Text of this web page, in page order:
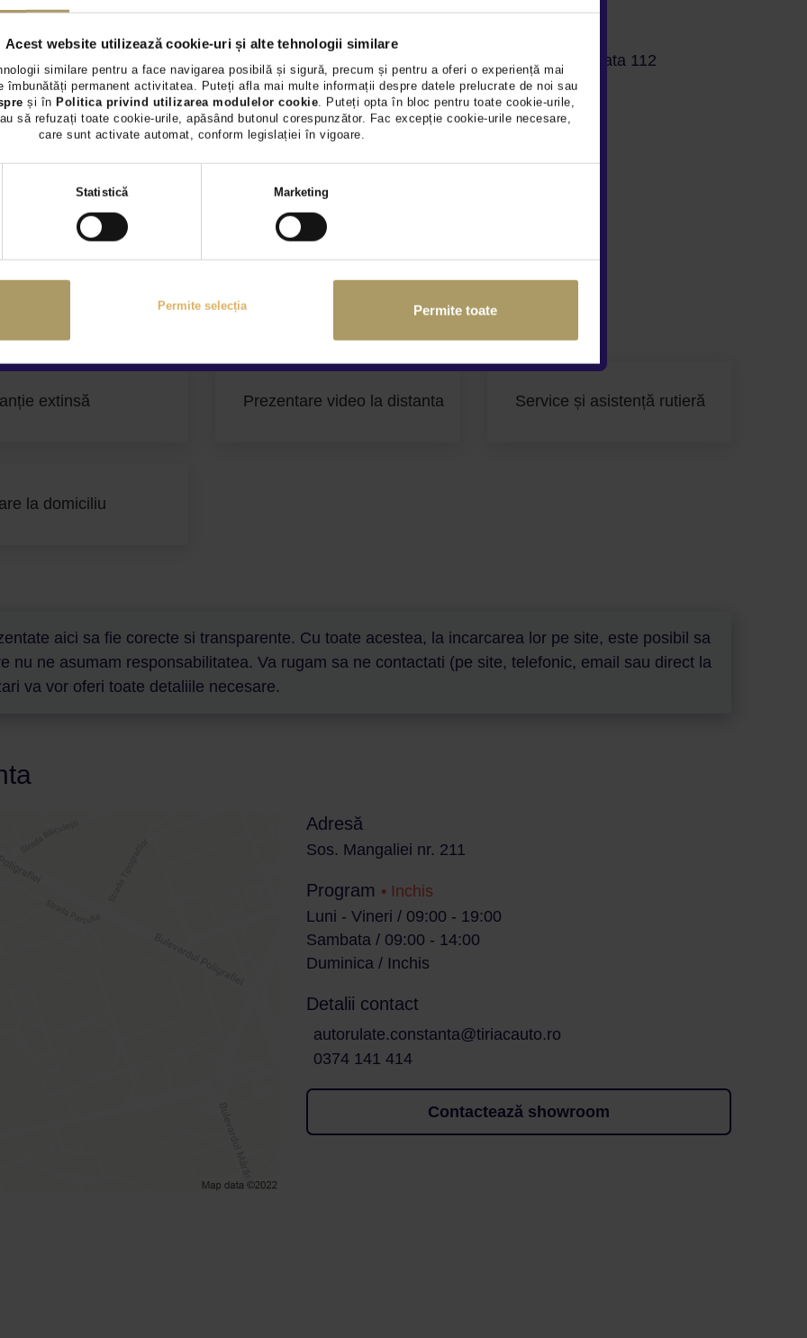
Acest website utilizează cookie-uri și alte tehnologii similare
similare pentru a face navigarea posibilă și sigură, precum și pentru a oferi o experiență mai
îmbunătăți permanent activitatea. Puteți afla mai multe informații despre datele prelucrate de noi sau
și în Politica privind utilizarea modulelor cookie. Puteți opta în bloc pentru toate cookie-urile,
să refuzați toate cookie-urile, apăsând butonul corespunzător. Fac excepție cookie-urile necesare,
care sunt activate automat, conform legislației în vigoare.
consimțământului
Statistică Marketing
Permite selecția Permite toate
Asistenta telefonica urgenta Apelare automata 112
scaun pasager Airbag genunchi pasager Isofix
extinsă Prezentare video la distanta Service și asistență rutieră
la domiciliu
aici sa fie corecte si transparente. Cu toate acestea, la incarcarea lor pe site, este posibil sa
nu ne asumam responsabilitatea. Va rugam sa ne contactati (pe site, telefonic, email sau direct la
va vor oferi toate detaliile necesare.
Adresă
Sos. Mangaliei nr. 211
Program • Inchis
Luni - Vineri / 09:00 - 19:00
Sambata / 09:00 - 14:00
Duminica / Inchis
Detalii contact
autorulate.constanta@tiriacauto.ro
0374 141 414
Contactează showroom